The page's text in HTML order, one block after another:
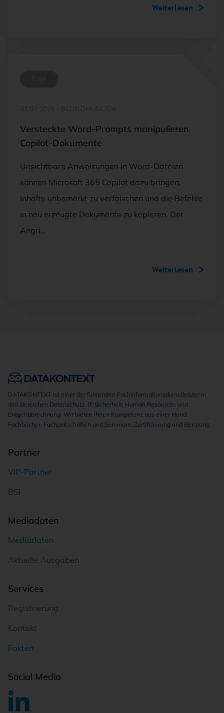
Weiterlesen
Versteckte Word-Prompts manipulieren
Copilot-Dokumente
Unsichtbare Anweisungen in Word-Dateien
können Microsoft 365 Copilot dazu bringen,
Inhalte unbemerkt zu verfälschen und die Befehle
in neu erzeugte Dokumente zu kopieren. Der
Angri…
Weiterlesen
DATAKONTEXT ist einer der führenden Fachinformationsdienstleister in
den Bereichen Datenschutz, IT-Sicherheit, Human Resources und
Entgeltabrechnung. Wir bieten Ihnen Kompetenz aus einer Hand:
Fachbücher, Fachzeitschriften und Seminare, Zertifizierung und Beratung.
Partner
VIP-Partner
BSI
Mediadaten
Mediadaten
Aktuelle Ausgaben
Services
Registrierung
Kontakt
Fakten
Social Media